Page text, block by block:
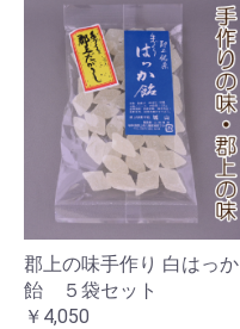
郡上の味手作り 白はっか
飴 ５袋セット
￥4,050